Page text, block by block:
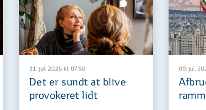
31. jul. 2026 kl. 07:50
Det er sundt at blive
provokeret lidt
09. jul.